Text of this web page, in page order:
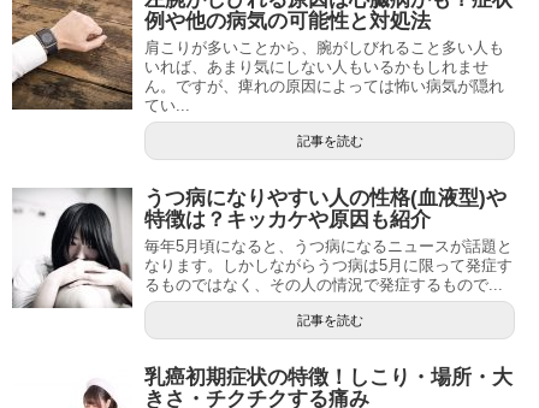
例や他の病気の可能性と対処法
肩こりが多いことから、腕がしびれること多い人も
いれば、あまり気にしない人もいるかもしれませ
ん。ですが、痺れの原因によっては怖い病気が隠れ
てい...
記事を読む
うつ病になりやすい人の性格(血液型)や
特徴は？キッカケや原因も紹介
毎年5月頃になると、うつ病になるニュースが話題と
なります。しかしながらうつ病は5月に限って発症す
るものではなく、その人の情況で発症するもので...
記事を読む
乳癌初期症状の特徴！しこり・場所・大
きさ・チクチクする痛み